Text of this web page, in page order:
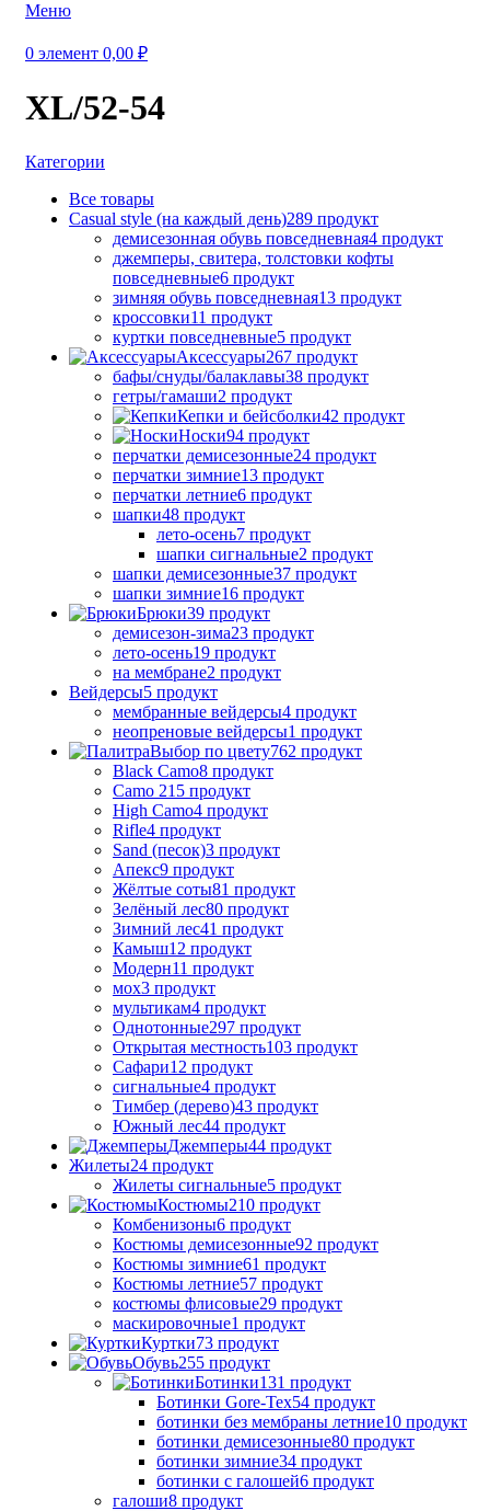
Меню
0 элемент 0,00 ₽
XL/52-54
Категории
Все товары
Casual style (на каждый день)289 продукт
демисезонная обувь повседневная4 продукт
джемперы, свитера, толстовки кофты
повседневные6 продукт
зимняя обувь повседневная13 продукт
кроссовки11 продукт
куртки повседневные5 продукт
Аксессуары267 продукт
бафы/снуды/балаклавы38 продукт
гетры/гамаши2 продукт
Кепки и бейсболки42 продукт
Носки94 продукт
перчатки демисезонные24 продукт
перчатки зимние13 продукт
перчатки летние6 продукт
шапки48 продукт
лето-осень7 продукт
шапки сигнальные2 продукт
шапки демисезонные37 продукт
шапки зимние16 продукт
Брюки39 продукт
демисезон-зима23 продукт
лето-осень19 продукт
на мембране2 продукт
Вейдерсы5 продукт
мембранные вейдерсы4 продукт
неопреновые вейдерсы1 продукт
Выбор по цвету762 продукт
Black Camo8 продукт
Camo 21 5 продукт
High Camo4 продукт
Rifle4 продукт
Sand (песок)3 продукт
Апекс9 продукт
Жёлтые соты81 продукт
Зелёный лес80 продукт
Зимний лес41 продукт
Камыш12 продукт
Модерн11 продукт
мох3 продукт
мультикам4 продукт
Однотонные297 продукт
Открытая местность103 продукт
Сафари12 продукт
сигнальные4 продукт
Тимбер (дерево)43 продукт
Южный лес44 продукт
Джемперы44 продукт
Жилеты24 продукт
Жилеты сигнальные5 продукт
Костюмы210 продукт
Комбенизоны6 продукт
Костюмы демисезонные92 продукт
Костюмы зимние61 продукт
Костюмы летние57 продукт
костюмы флисовые29 продукт
маскировочные1 продукт
Куртки73 продукт
Обувь255 продукт
Ботинки131 продукт
Ботинки Gore-Tex54 продукт
ботинки без мембраны летние10 продукт
ботинки демисезонные80 продукт
ботинки зимние34 продукт
ботинки с галошей6 продукт
галоши8 продукт